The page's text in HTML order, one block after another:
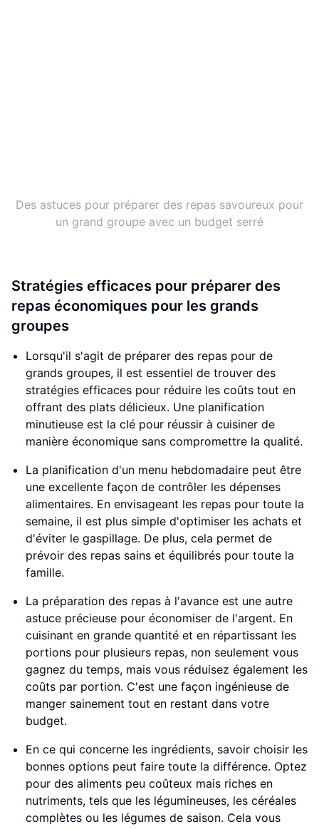
Des astuces pour préparer des repas savoureux pour
un grand groupe avec un budget serré
Stratégies efficaces pour préparer des
repas économiques pour les grands
groupes
Lorsqu'il s'agit de préparer des repas pour de
grands groupes, il est essentiel de trouver des
stratégies efficaces pour réduire les coûts tout en
offrant des plats délicieux. Une planification
minutieuse est la clé pour réussir à cuisiner de
manière économique sans compromettre la qualité.
La planification d'un menu hebdomadaire peut être
une excellente façon de contrôler les dépenses
alimentaires. En envisageant les repas pour toute la
semaine, il est plus simple d'optimiser les achats et
d'éviter le gaspillage. De plus, cela permet de
prévoir des repas sains et équilibrés pour toute la
famille.
La préparation des repas à l'avance est une autre
astuce précieuse pour économiser de l'argent. En
cuisinant en grande quantité et en répartissant les
portions pour plusieurs repas, non seulement vous
gagnez du temps, mais vous réduisez également les
coûts par portion. C'est une façon ingénieuse de
manger sainement tout en restant dans votre
budget.
En ce qui concerne les ingrédients, savoir choisir les
bonnes options peut faire toute la différence. Optez
pour des aliments peu coûteux mais riches en
nutriments, tels que les légumineuses, les céréales
complètes ou les légumes de saison. Cela vous